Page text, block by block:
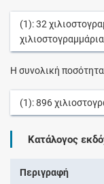
(1):32
χιλιοστογραμμάρια
Η συνολική
(1):896
Κατάλογος
Περιγραφή